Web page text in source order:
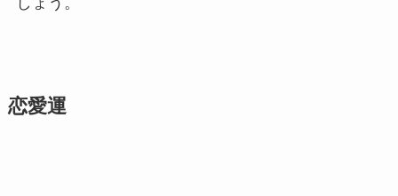
恋愛運